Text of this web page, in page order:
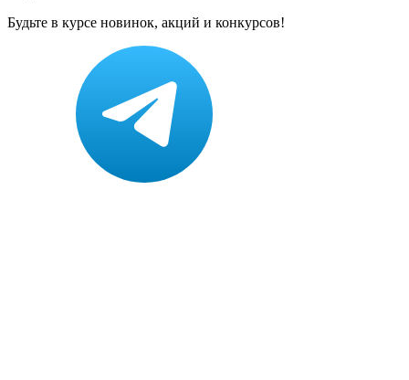
Будьте в курсе новинок, акций и конкурсов!